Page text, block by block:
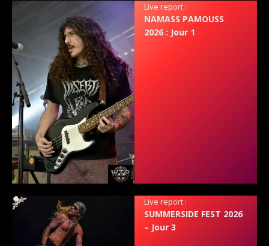
Live report :
NAMASS PAMOUSS
2026 : Jour 1
Live report :
SUMMERSIDE FEST 2026
– Jour 3